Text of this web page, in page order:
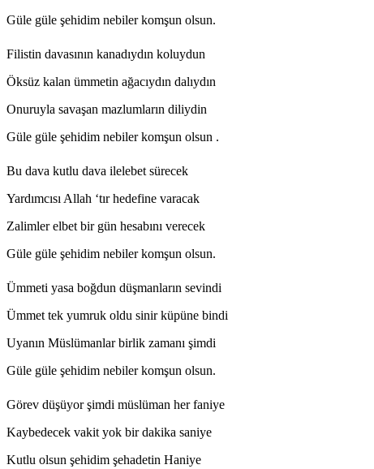
Güle güle şehidim nebiler komşun olsun.
Filistin davasının kanadıydın koluydun
Öksüz kalan ümmetin ağacıydın dalıydın
Onuruyla savaşan mazlumların diliydin
Güle güle şehidim nebiler komşun olsun .
Bu dava kutlu dava ilelebet sürecek
Yardımcısı Allah ‘tır hedefine varacak
Zalimler elbet bir gün hesabını verecek
Güle güle şehidim nebiler komşun olsun.
Ümmeti yasa boğdun düşmanların sevindi
Ümmet tek yumruk oldu sinir küpüne bindi
Uyanın Müslümanlar birlik zamanı şimdi
Güle güle şehidim nebiler komşun olsun.
Görev düşüyor şimdi müslüman her faniye
Kaybedecek vakit yok bir dakika saniye
Kutlu olsun şehidim şehadetin Haniye